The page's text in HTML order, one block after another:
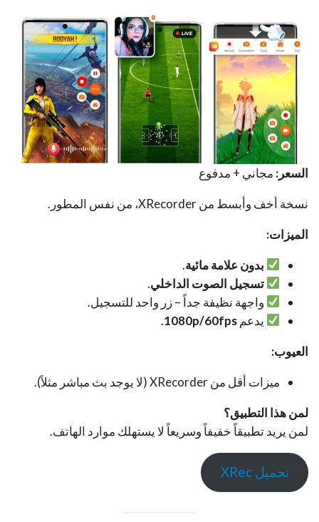
السعر: مجاني + مدفوع
نسخة أخف وأبسط من XRecorder، من نفس المطور.
الميزات:
بدون علامة مائية.
تسجيل الصوت الداخلي.
واجهة نظيفة جداً – زر واحد للتسجيل.
يدعم1080p/60fps
.
العيوب:
ميزات أقل من XRecorder (لا يوجد بث مباشر مثلاً).
لمن هذا التطبيق؟
لمن يريد تطبيقاً خفيفاً وسريعاً لا يستهلك موارد الهاتف.
تحميل XRec